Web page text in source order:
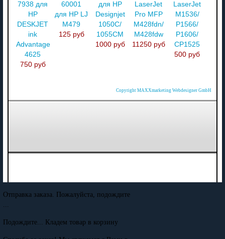
7938 для
HP
DESKJET
ink
Advantage
4625
750 руб
60001
для HP LJ
M479
125 руб
для HP
Designjet
1050C/
1055CM
1000 руб
LaserJet
Pro MFP
M428fdn/
M428fdw
11250 руб
LaserJet
M1536/
P1566/
P1606/
CP1525
500 руб
Copyright MAXXmarketing Webdesigner GmbH
Отправка заказа. Пожалуйста, подождите
...
Подождите... Кладем товар в корзину